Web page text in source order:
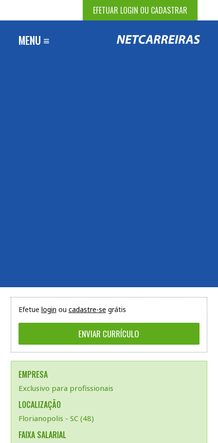
EFETUAR LOGIN OU CADASTRAR
MENU ≡
Efetue login ou cadastre-se grátis
EMPRESA
Exclusivo para profissionais
LOCALIZAÇÃO
Florianopolis - SC (48)
FAIXA SALARIAL